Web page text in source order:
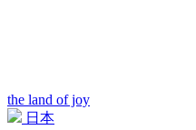
the land of joy
日本